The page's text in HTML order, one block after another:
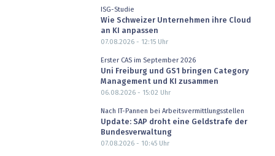
ISG-Studie
Wie Schweizer Unternehmen ihre Cloud
an KI anpassen
07.08.2026 - 12:15Uhr
Erster CAS im September 2026
Uni Freiburg und GS1 bringen Category
Management und KI zusammen
06.08.2026 - 15:02 Uhr
Nach IT-Pannen bei Arbeitsvermittlungsstellen
Update: SAP droht eine Geldstrafe der
Bundesverwaltung
07.08.2026 - 10:45Uhr